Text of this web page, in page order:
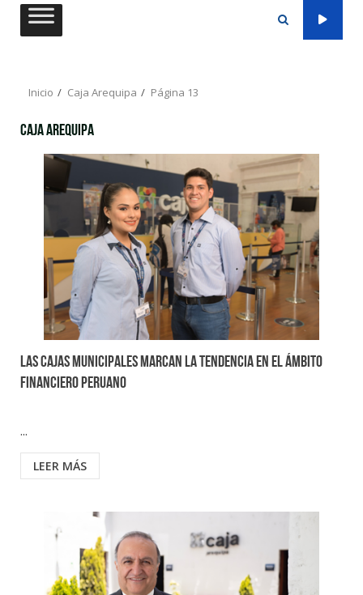
Saltar
Inicio Caja Arequipa Página 13
Caja Arequipa
Las Cajas Municipales marcan la tendencia en el ámbito
financiero peruano
...
LEER MÁS